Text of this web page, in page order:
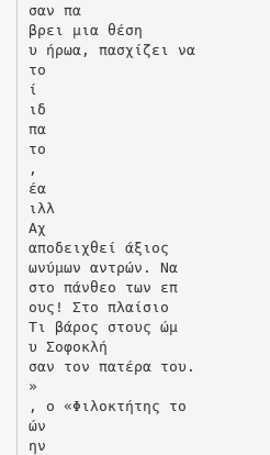
σαν πα
βρει μια θέση
υ ήρωα, πασχίζει να
το
ί
ιδ
πα
το
,
έα
ιλλ
Αχ
αποδειχθεί άξιος
ωνύμων αντρών. Να
στο πάνθεο των επ
ους! Στο πλαίσιο
Τι βάρος στους ώμ
υ Σοφοκλή
σαν τον πατέρα του.
»
, ο «Φιλοκτήτης το
ών
ην